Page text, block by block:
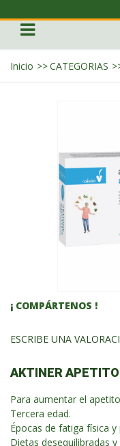
Inicio >>CATEGORIAS
¡ COMPÁRTENOS !
ESCRIBE UNA
AKTINER
Para aumentar el
Tercera edad.
Épocas de fatiga física y
Dietas desequilibradas